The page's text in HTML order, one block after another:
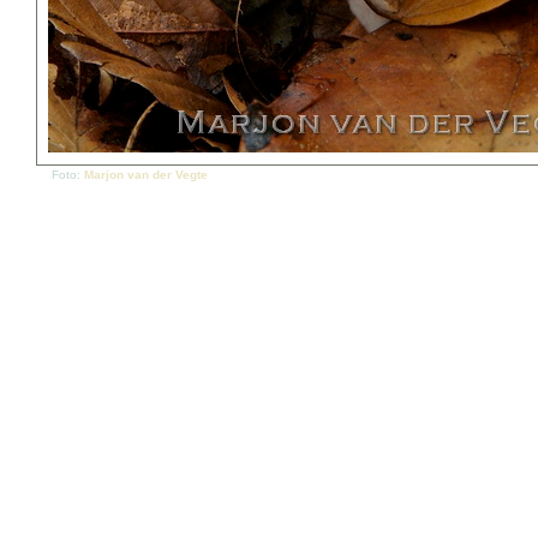
Foto: Marjon van der Vegte